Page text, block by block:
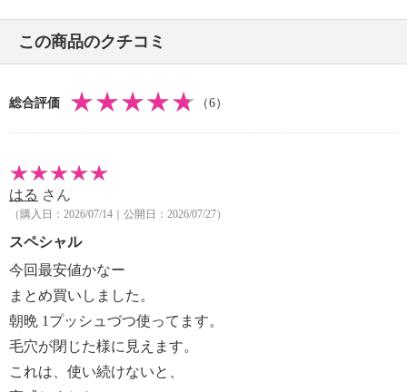
この商品のクチコミ
総合評価 （6）
はる さん
（購入日：2026/07/14｜公開日：2026/07/27）
スペシャル
今回最安値かなー
まとめ買いしました。
朝晩 1プッシュづつ使ってます。
毛穴が閉じた様に見えます。
これは、使い続けないと、